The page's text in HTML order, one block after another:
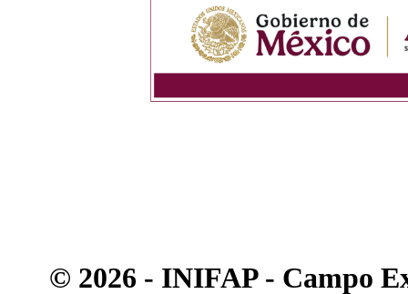
© 2026 - INIFAP - Campo